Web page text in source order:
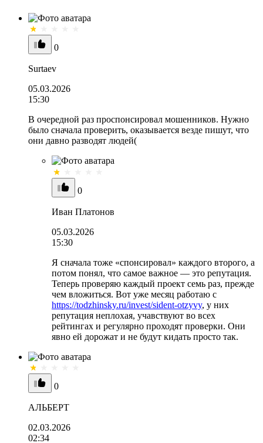
0
Surtaev
05.03.2026
15:30
В очередной раз проспонсировал мошенников. Нужно
было сначала проверить, оказывается везде пишут, что
они давно разводят людей(
0
Иван Платонов
05.03.2026
15:30
Я сначала тоже «спонсировал» каждого второго, а
потом понял, что самое важное — это репутация.
Теперь проверяю каждый проект семь раз, прежде
чем вложиться. Вот уже месяц работаю с
https://todzhinsky.ru/invest/sident-otzyvy, у них
репутация неплохая, учавствуют во всех
рейтингах и регулярно проходят проверки. Они
явно ей дорожат и не будут кидать просто так.
0
АЛЬБЕРТ
02.03.2026
02:34